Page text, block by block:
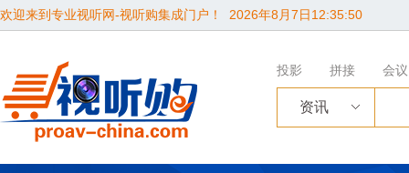
欢迎来到专业视听网-视听购集成门户！ 2026年8月7日12:35:51
投影 拼接 会议
资讯